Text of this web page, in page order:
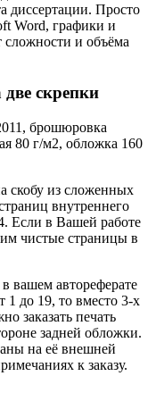
диссертации. Просто
Word, графики и
сложности и объёма
скрепки
брошюровка
80 г/м2, обложка 160
скобу из сложенных
внутреннего
Если в Вашей работе
чистые страницы в
вашем автореферате
1 до 19, то вместо 3-х
заказать печать
задней обложки.
на её внешней
к заказу.